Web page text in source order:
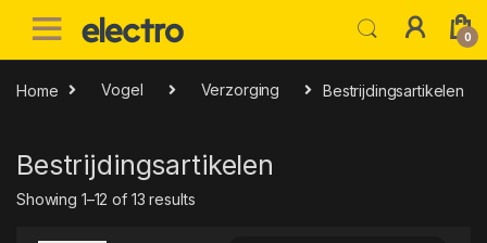
0
Home Vogel Verzorging Bestrijdingsartikelen
Bestrijdingsartikelen
Showing 1–12 of 13 results